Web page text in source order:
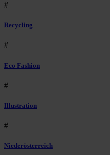
#
Recycling
#
Eco Fashion
#
Illustration
#
Niederösterreich